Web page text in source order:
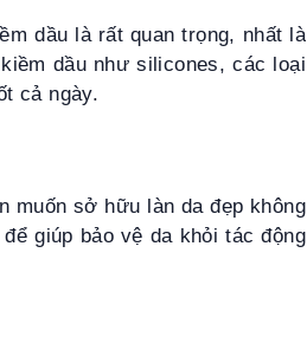
dầu là rất quan trọng, nhất là
dầu như silicones, các loại
cả ngày.
muốn sở hữu làn da đẹp không
giúp bảo vệ da khỏi tác động